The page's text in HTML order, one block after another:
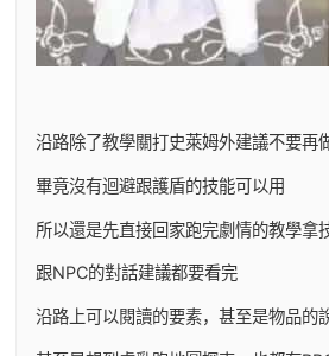
沿路除了教學關打史萊姆外建議不要再
畢竟沒有迴避跟護盾的技能可以用
所以還是先直接回家跑完劇情的教學拿
跟NPC的對話建議都要看完
沿路上可以閱讀的要素，甚至是物品的